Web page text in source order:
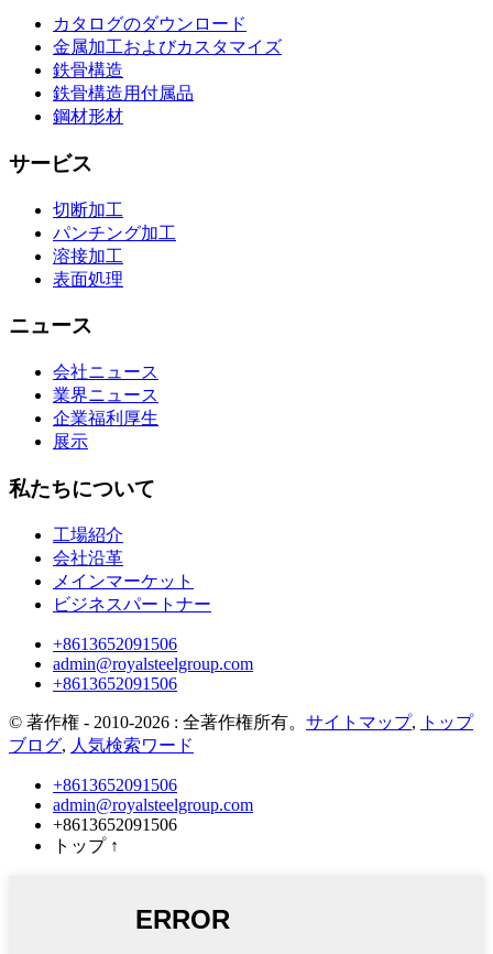
カタログのダウンロード
金属加工およびカスタマイズ
鉄骨構造
鉄骨構造用付属品
鋼材形材
サービス
切断加工
パンチング加工
溶接加工
表面処理
ニュース
会社ニュース
業界ニュース
企業福利厚生
展示
私たちについて
工場紹介
会社沿革
メインマーケット
ビジネスパートナー
+8613652091506
admin@royalsteelgroup.com
+8613652091506
© 著作権 - 2010-2026 : 全著作権所有。 サイトマップ,
トップ
ブログ, 人気検索ワード
+8613652091506
admin@royalsteelgroup.com
+8613652091506
トップ ↑